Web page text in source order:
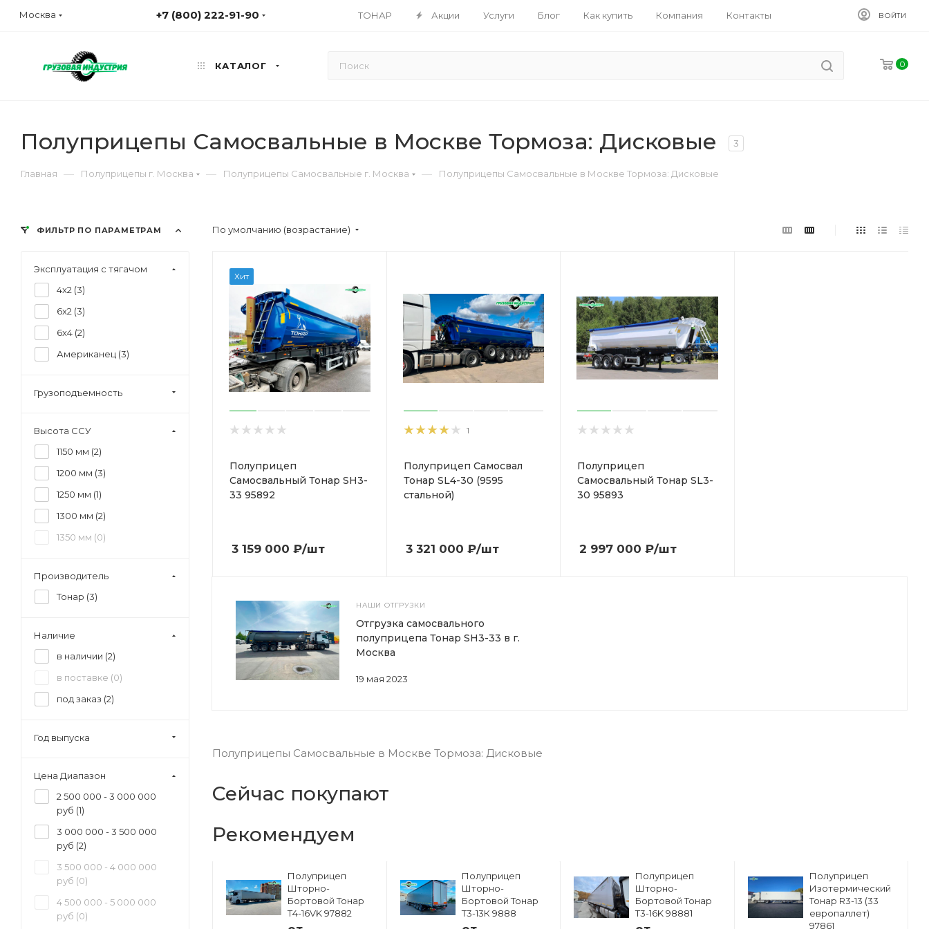
Москва +7 (800) 222-91-90 ТОНАР Акции Услуги Блог Как купить Компания Контакты ВОЙТИ
КАТАЛОГ 0
Полуприцепы Самосвальные в Москве Тормоза: Дисковые 3
Главная — Полуприцепы г. Москва — Полуприцепы Самосвальные г. Москва — Полуприцепы Самосвальные в Москве Тормоза: Дисковые
По умолчанию (возрастание)
Хит
Полуприцеп
Самосвальный Тонар SH3-
33 95892
3 159 000 ₽/шт
1
Полуприцеп Самосвал
Тонар SL4-30 (9595
стальной)
3 321 000 ₽/шт
Полуприцеп
Самосвальный Тонар SL3-
30 95893
2 997 000 ₽/шт
НАШИ ОТГРУЗКИ
19 мая 2023
Отгрузка самосвального
полуприцепа Тонар SH3-33 в г.
Москва
Полуприцепы Самосвальные в Москве Тормоза: Дисковые
Сейчас покупают
Рекомендуем
Тонар R4-16V (41
Полуприцеп
Шторно-
Бортовой Тонар
Т4-16VK 97882
Полуприцеп
Шторно-
Бортовой Тонар
Т3-13К 9888
Полуприцеп
Шторно-
Бортовой Тонар
Т3-16K 98881
Полуприцеп
Изотермический
Тонар R3-13 (33
европаллет)
97861
ФИЛЬТР ПО ПАРАМЕТРАМ
Эксплуатация с тягачом
4x2 (3)
6x2 (3)
6x4 (2)
Американец (3)
Грузоподъемность
Высота ССУ
1150 мм (2)
1200 мм (3)
1250 мм (1)
1300 мм (2)
1350 мм (0)
Производитель
Тонар (3)
Наличие
в наличии (2)
в поставке (0)
под заказ (2)
Год выпуска
Цена Диапазон
2 500 000 - 3 000 000
руб (1)
3 000 000 - 3 500 000
руб (2)
3 500 000 - 4 000 000
руб (0)
4 500 000 - 5 000 000
руб (0)